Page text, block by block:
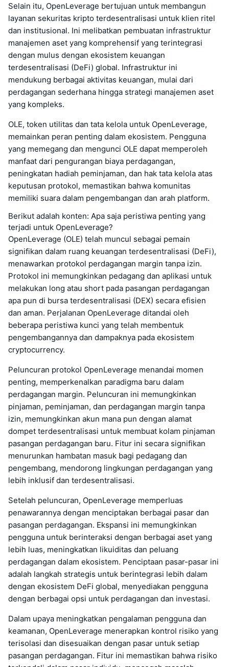
Selain itu, OpenLeverage bertujuan untuk membangun
layanan sekuritas kripto terdesentralisasi untuk klien ritel
dan institusional. Ini melibatkan pembuatan infrastruktur
manajemen aset yang komprehensif yang terintegrasi
dengan mulus dengan ekosistem keuangan
terdesentralisasi (DeFi) global. Infrastruktur ini
mendukung berbagai aktivitas keuangan, mulai dari
perdagangan sederhana hingga strategi manajemen aset
yang kompleks.
OLE, token utilitas dan tata kelola untuk OpenLeverage,
memainkan peran penting dalam ekosistem. Pengguna
yang memegang dan mengunci OLE dapat memperoleh
manfaat dari pengurangan biaya perdagangan,
peningkatan hadiah peminjaman, dan hak tata kelola atas
keputusan protokol, memastikan bahwa komunitas
memiliki suara dalam pengembangan dan arah platform.
Berikut adalah konten: Apa saja peristiwa penting yang
terjadi untuk OpenLeverage?
OpenLeverage (OLE) telah muncul sebagai pemain
signifikan dalam ruang keuangan terdesentralisasi (DeFi),
menawarkan protokol perdagangan margin tanpa izin.
Protokol ini memungkinkan pedagang dan aplikasi untuk
melakukan long atau short pada pasangan perdagangan
apa pun di bursa terdesentralisasi (DEX) secara efisien
dan aman. Perjalanan OpenLeverage ditandai oleh
beberapa peristiwa kunci yang telah membentuk
pengembangannya dan dampaknya pada ekosistem
cryptocurrency.
Peluncuran protokol OpenLeverage menandai momen
penting, memperkenalkan paradigma baru dalam
perdagangan margin. Peluncuran ini memungkinkan
pinjaman, peminjaman, dan perdagangan margin tanpa
izin, memungkinkan akun mana pun dengan alamat
dompet terdesentralisasi untuk membuat kolam pinjaman
pasangan perdagangan baru. Fitur ini secara signifikan
menurunkan hambatan masuk bagi pedagang dan
pengembang, mendorong lingkungan perdagangan yang
lebih inklusif dan terdesentralisasi.
Setelah peluncuran, OpenLeverage memperluas
penawarannya dengan menciptakan berbagai pasar dan
pasangan perdagangan. Ekspansi ini memungkinkan
pengguna untuk berinteraksi dengan berbagai aset yang
lebih luas, meningkatkan likuiditas dan peluang
perdagangan dalam ekosistem. Penciptaan pasar-pasar ini
adalah langkah strategis untuk berintegrasi lebih dalam
dengan ekosistem DeFi global, menyediakan pengguna
dengan berbagai opsi untuk perdagangan dan investasi.
Dalam upaya meningkatkan pengalaman pengguna dan
keamanan, OpenLeverage menerapkan kontrol risiko yang
terisolasi dan disesuaikan dengan pasar untuk setiap
pasangan perdagangan. Fitur ini memastikan bahwa risiko